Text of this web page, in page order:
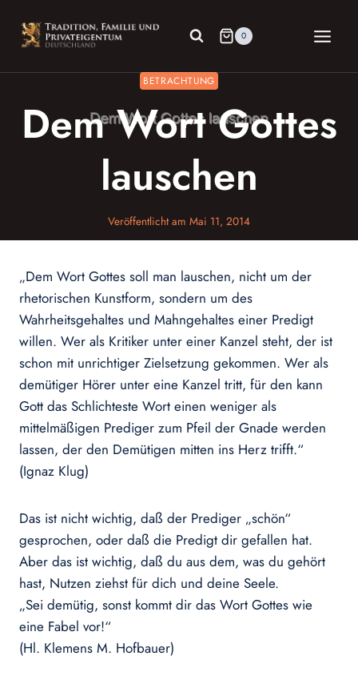
Inhalt
springen
0
BETRACHTUNG
Dem Wort Gottes
lauschen
Veröffentlicht am Mai 11, 2014
„Dem Wort Gottes soll man lauschen, nicht um der
rhetorischen Kunstform, sondern um des
Wahrheitsgehaltes und Mahngehaltes einer Predigt
willen. Wer als Kritiker unter einer Kanzel steht, der ist
schon mit unrichtiger Zielsetzung gekommen. Wer als
demütiger Hörer unter eine Kanzel tritt, für den kann
Gott das Schlichteste Wort einen weniger als
mittelmäßigen Prediger zum Pfeil der Gnade werden
lassen, der den Demütigen mitten ins Herz trifft.“
(Ignaz Klug)
Das ist nicht wichtig, daß der Prediger „schön“
gesprochen, oder daß die Predigt dir gefallen hat.
Aber das ist wichtig, daß du aus dem, was du gehört
hast, Nutzen ziehst für dich und deine Seele.
„Sei demütig, sonst kommt dir das Wort Gottes wie
eine Fabel vor!“
(Hl. Klemens M. Hofbauer)